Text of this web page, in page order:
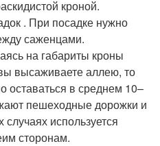
кроной.
. При посадке нужно
саженцами.
на габариты кроны
высаживаете аллею, то
в среднем 10–
пешеходные дорожки и
используется
сторонам.